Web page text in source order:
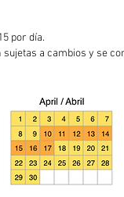
por día.
a cambios y se